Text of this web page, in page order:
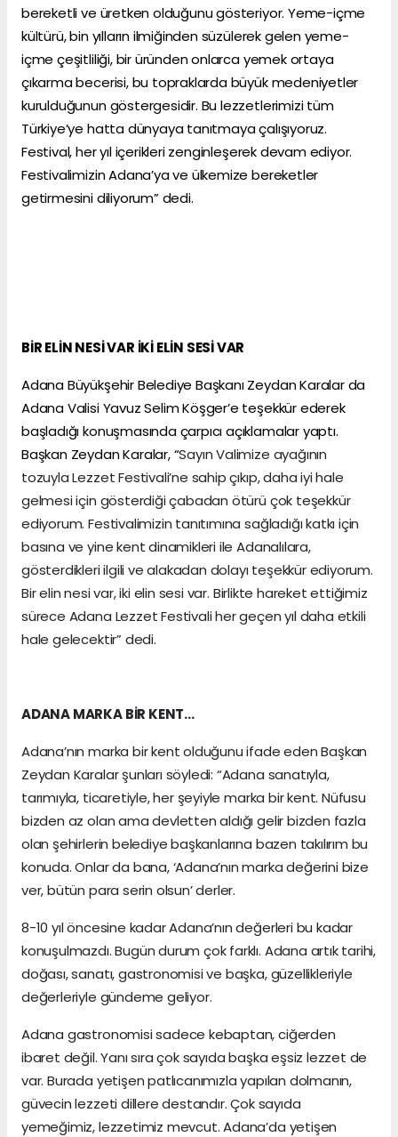
bereketli ve üretken olduğunu gösteriyor. Yeme-içme
kültürü, bin yılların ilmiğinden süzülerek gelen yeme-
içme çeşitliliği, bir üründen onlarca yemek ortaya
çıkarma becerisi, bu topraklarda büyük medeniyetler
kurulduğunun göstergesidir. Bu lezzetlerimizi tüm
Türkiye’ye hatta dünyaya tanıtmaya çalışıyoruz.
Festival, her yıl içerikleri zenginleşerek devam ediyor.
Festivalimizin Adana’ya ve ülkemize bereketler
getirmesini diliyorum” dedi.
BİR ELİN NESİ VAR İKİ ELİN SESİ VAR
Adana Büyükşehir Belediye Başkanı Zeydan Karalar da
Adana Valisi Yavuz Selim Köşger’e teşekkür ederek
başladığı konuşmasında çarpıcı açıklamalar yaptı.
Başkan Zeydan Karalar, “Sayın Valimize ayağının
tozuyla Lezzet Festivali’ne sahip çıkıp, daha iyi hale
gelmesi için gösterdiği çabadan ötürü çok teşekkür
ediyorum. Festivalimizin tanıtımına sağladığı katkı için
basına ve yine kent dinamikleri ile Adanalılara,
gösterdikleri ilgili ve alakadan dolayı teşekkür ediyorum.
Bir elin nesi var, iki elin sesi var. Birlikte hareket ettiğimiz
sürece Adana Lezzet Festivali her geçen yıl daha etkili
hale gelecektir” dedi.
ADANA MARKA BİR KENT…
Adana’nın marka bir kent olduğunu ifade eden Başkan
Zeydan Karalar şunları söyledi: “Adana sanatıyla,
tarımıyla, ticaretiyle, her şeyiyle marka bir kent. Nüfusu
bizden az olan ama devletten aldığı gelir bizden fazla
olan şehirlerin belediye başkanlarına bazen takılırım bu
konuda. Onlar da bana, ‘Adana’nın marka değerini bize
ver, bütün para serin olsun’ derler.
8-10 yıl öncesine kadar Adana’nın değerleri bu kadar
konuşulmazdı. Bugün durum çok farklı. Adana artık tarihi,
doğası, sanatı, gastronomisi ve başka, güzellikleriyle
değerleriyle gündeme geliyor.
Adana gastronomisi sadece kebaptan, ciğerden
ibaret değil. Yanı sıra çok sayıda başka eşsiz lezzet de
var. Burada yetişen patlıcanımızla yapılan dolmanın,
güvecin lezzeti dillere destandır. Çok sayıda
yemeğimiz, lezzetimiz mevcut. Adana’da yetişen